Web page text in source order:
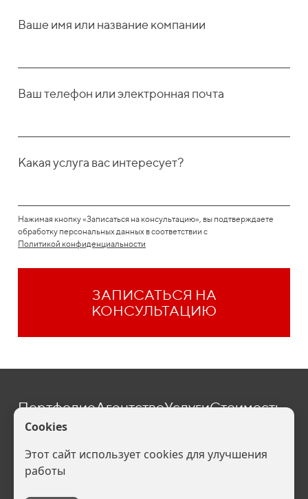
Ваше имя или название компании
Ваш телефон или электронная почта
Какая услуга вас интересует?
Нажимая кнопку «Записаться на консультацию», вы подтверждаете
обработку персональных данных в соответствии с
Политикой конфиденциальности
ЗАПИСАТЬСЯ НА
КОНСУЛЬТАЦИЮ
ПортфолиоАгентствоУслугиСтоимость
БлогКонтакты
обрабатываются на сайте в целях его функционирования, если Вы не
согласны, то Вы должны покинуть сайт. В противном случае это будет
являться согласием на обработку Ваших персональных данных.